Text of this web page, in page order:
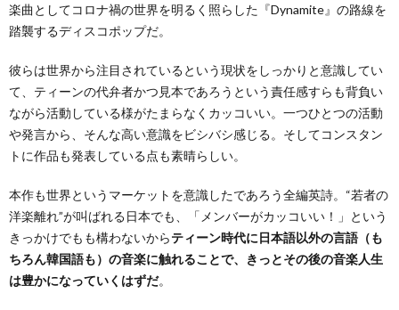
楽曲としてコロナ禍の世界を明るく照らした『Dynamite』の路線を
踏襲するディスコポップだ。
彼らは世界から注目されているという現状をしっかりと意識してい
て、ティーンの代弁者かつ見本であろうという責任感すらも背負い
ながら活動している様がたまらなくカッコいい。一つひとつの活動
や発言から、そんな高い意識をビシバシ感じる。そしてコンスタン
トに作品も発表している点も素晴らしい。
本作も世界というマーケットを意識したであろう全編英詩。“若者の
洋楽離れ”が叫ばれる日本でも、「メンバーがカッコいい！」という
きっかけでもも構わないからティーン時代に日本語以外の言語（も
ちろん韓国語も）の音楽に触れることで、きっとその後の音楽人生
は豊かになっていくはずだ。